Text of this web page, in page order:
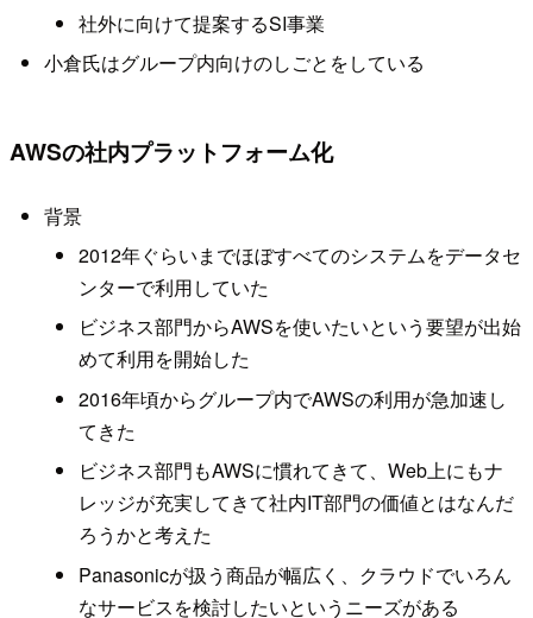
社外に向けて提案するSI事業
小倉氏はグループ内向けのしごとをしている
AWSの社内プラットフォーム化
背景
2012年ぐらいまでほぼすべてのシステムをデータセ
ンターで利用していた
ビジネス部門からAWSを使いたいという要望が出始
めて利用を開始した
2016年頃からグループ内でAWSの利用が急加速し
てきた
ビジネス部門もAWSに慣れてきて、Web上にもナ
レッジが充実してきて社内IT部門の価値とはなんだ
ろうかと考えた
Panasonicが扱う商品が幅広く、クラウドでいろん
なサービスを検討したいというニーズがある